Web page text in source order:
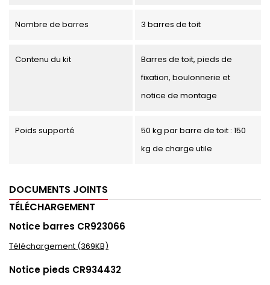
Nombre de barres 3 barres de toit
Contenu du kit
Barres de toit, pieds de
fixation, boulonnerie et
notice de montage
Poids supporté
50 kg par barre de toit : 150
kg de charge utile
DOCUMENTS JOINTS
TÉLÉCHARGEMENT
Notice barres CR923066
Téléchargement (369KB)
Notice pieds CR934432